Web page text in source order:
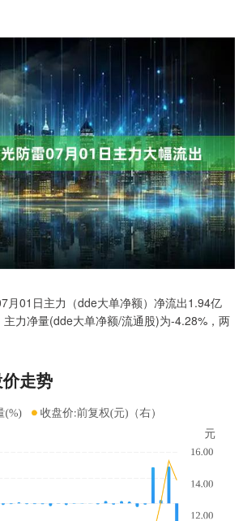
月01日主力（dde大单净额）净流出1.94亿
力净量(dde大单净额/流通股)为-4.28%，两